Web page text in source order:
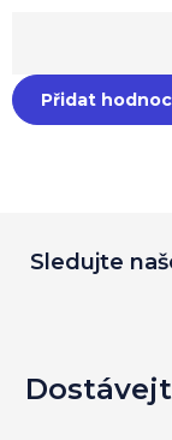
Přidat
Sledujte